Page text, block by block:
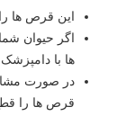
این قرص ها را
اگر حیوان
ها با
در صورت
قرص ها را